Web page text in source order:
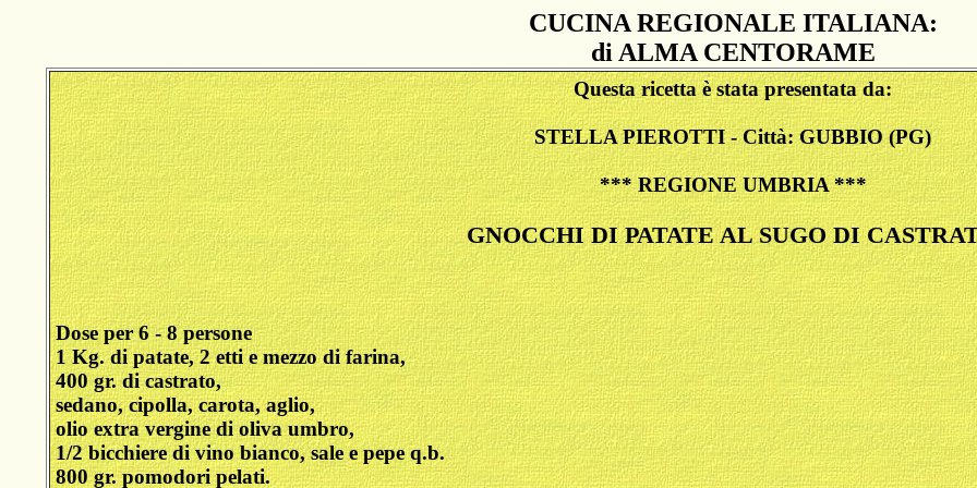
CUCINA REGIONALE ITALIANA:
di ALMA CENTORAME
Questa ricetta è stata presentata da:
STELLA PIEROTTI - Città: GUBBIO (PG)
*** REGIONE UMBRIA ***
GNOCCHI DI PATATE AL SUGO DI
Dose per 6 - 8 persone
1 Kg. di patate, 2 etti e mezzo di farina,
400 gr. di castrato,
sedano, cipolla, carota, aglio,
olio extra vergine di oliva umbro,
1/2 bicchiere di vino bianco, sale e pepe q.b.
800 gr. pomodori pelati.